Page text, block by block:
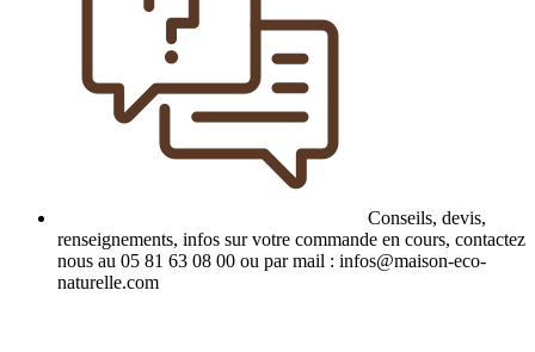
Conseils, devis,
renseignements, infos sur votre commande en cours, contactez
nous au 05 81 63 08 00 ou par mail : infos@maison-eco-
naturelle.com